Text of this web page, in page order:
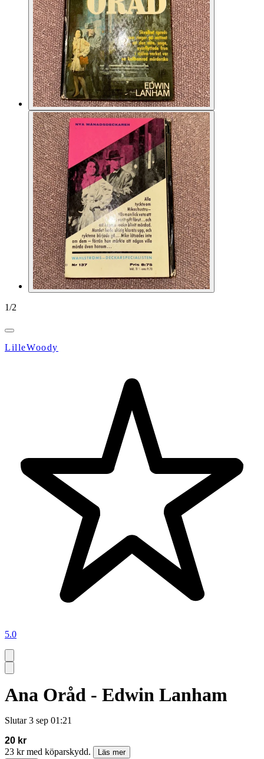
1/2
LilleWoody
5.0
Ana Oråd - Edwin Lanham
Slutar 3 sep 01:21
20 kr
23 kr med köparskydd.
Läs mer